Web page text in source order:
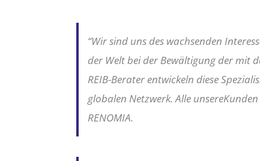
“Wir sind uns des wachsenden
der Welt bei der Bewältigung der mit
REIB-Berater entwickeln diese
globalen Netzwerk. Alle unsere
RENOMIA.